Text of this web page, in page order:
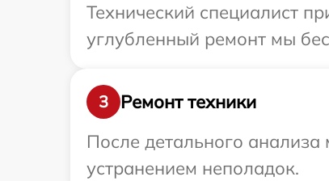
Технический специалист
углубленный ремонт мы
3
Ремонт техники
После детального
устранением неполадок.